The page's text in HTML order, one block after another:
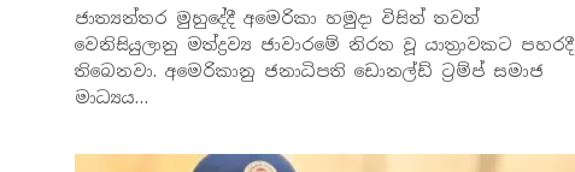
ජාත්‍යන්තර මුහුදේදී අමෙරිකා හමුදා විසින් තවත්
වෙනිසියුලානු මත්ද්‍රව්‍ය ජාවාරමේ නිරත වූ යාත්‍රාවකට පහරදී
තිබෙනවා. අමෙරිකානු ජනාධිපති ඩොනල්ඩ් ට්‍රම්ප් සමාජ
මාධ්‍යය…